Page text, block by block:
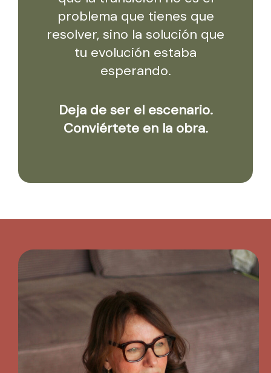
problema que tienes que
resolver, sino la solución que
tu evolución estaba
esperando.
Deja de ser el escenario.
Conviértete en la obra.